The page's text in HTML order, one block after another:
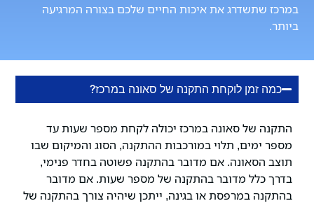
במרכז שתשדרג את איכות החיים שלכם בצורה המרגיעה
ביותר.
כמה זמן לוקחת התקנה של סאונה במרכז?
התקנה של סאונה במרכז יכולה לקחת מספר שעות עד
מספר ימים, תלוי במורכבות ההתקנה, הסוג והמיקום שבו
תוצב הסאונה. אם מדובר בהתקנה פשוטה בחדר פנימי,
בדרך כלל מדובר בהתקנה של מספר שעות. אם מדובר
בהתקנה במרפסת או בגינה, ייתכן שיהיה צורך בהתקנה של